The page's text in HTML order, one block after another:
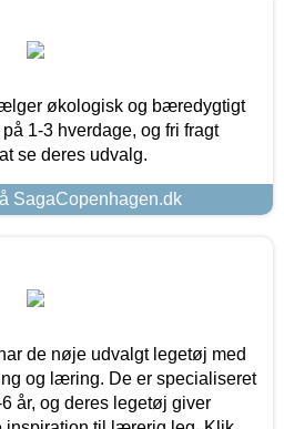
økologisk og bæredygtigt
1-3 hverdage, og fri fragt
se deres udvalg.
SagaCopenhagen.dk
de nøje udvalgt legetøj med
og læring. De er specialiseret
år, og deres legetøj giver